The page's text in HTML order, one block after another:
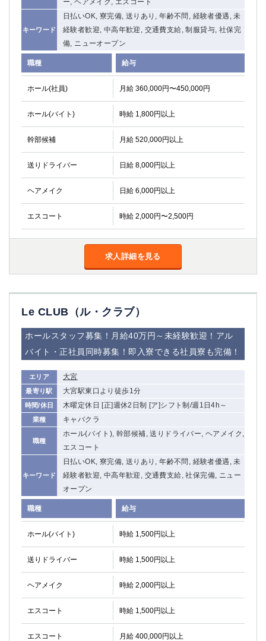
ー, ヘアメイク, エスコート
キーワード
日払いOK, 寮完備, 送りあり, 年齢不問, 経験者優遇, 未
経験者歓迎, 中高年歓迎, 交通費支給, 制服貸与, 社保完
備, ニューオープン
職種 給与
ホール(社員) 月給 360,000円〜450,000円
ホール(バイト) 時給 1,800円以上
幹部候補 月給 520,000円以上
送りドライバー 日給 8,000円以上
ヘアメイク 日給 6,000円以上
エスコート 時給 2,000円〜2,500円
求人詳細を見る
Le CLUB（ル・クラブ）
ホールスタッフ募集！月給40万円～未経験歓迎！アル
バイト・正社員同時募集！即入寮できる社員寮も完備！
エリア 大宮
最寄り駅 大宮駅東口より徒歩1分
時間/休日 木曜定休日 [正]週休2日制 [ア]シフト制/週1日4h～
業種 キャバクラ
職種
ホール(バイト), 幹部候補, 送りドライバー, ヘアメイク,
エスコート
キーワード
日払いOK, 寮完備, 送りあり, 年齢不問, 経験者優遇, 未
経験者歓迎, 中高年歓迎, 交通費支給, 社保完備, ニュー
オープン
職種 給与
ホール(バイト) 時給 1,500円以上
送りドライバー 時給 1,500円以上
ヘアメイク 時給 2,000円以上
エスコート 時給 1,500円以上
エスコート 月給 400,000円以上